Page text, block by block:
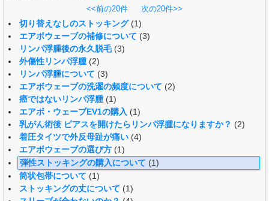
<<前の20件
次の20件>>
切り替えなしのストッキング (1)
エアボウェーブの補修について (3)
リンパ浮腫後の永久脱毛 (3)
外傷性リンパ浮腫 (2)
リンパ浮腫について (3)
エアボウェーブの洗濯の頻度について (2)
癌ではないリンパ浮腫 (1)
エアボ・ウェーブEV1の購入 (1)
乳がん術後 ピアスを開けたらリンパ浮腫になりますか？ (2)
着圧タイツで外反母趾が痛い (4)
エアボウェーブの選び方 (1)
弾性ストッキングの購入について (1)
筒状包帯について (1)
ストッキングの丈について (1)